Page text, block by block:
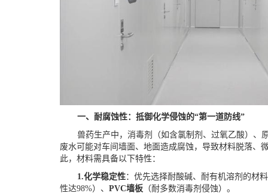
一、耐腐蚀性：抵御化学侵蚀的“第一道防线”
兽药生产中，消毒剂（如含氯制剂、过氧乙酸）、
废水可能对车间墙面、地面造成腐蚀，导致材料脱落、
此，材料需具备以下特性：
1.化学稳定性：优先选择耐酸碱、耐有机溶剂的材
性达98%）、 PVC墙板 （耐多数消毒剂侵蚀）。